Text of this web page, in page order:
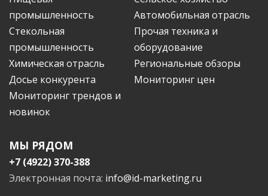
промышленность
Автомобильная отрасль
Стекольная
промышленность
Прочая техника и
оборудование
Химическая отрасль
Региональные обзоры
Досье конкурента
Мониторинг цен
Мониторинг трендов и
новинок
МЫ РЯДОМ
+7 (4922) 370-388
Электронная почта: info@id-marketing.ru